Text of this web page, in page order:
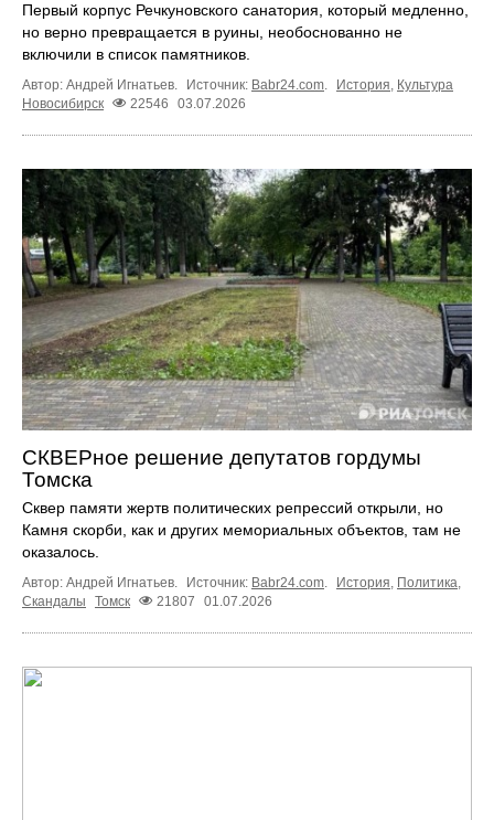
Первый корпус Речкуновского санатория, который медленно,
но верно превращается в руины, необоснованно не
включили в список памятников.
Автор: Андрей Игнатьев. Источник: Babr24.com. История, Культура
Новосибирск
22546 03.07.2026
СКВЕРное решение депутатов гордумы
Томска
Сквер памяти жертв политических репрессий открыли, но
Камня скорби, как и других мемориальных объектов, там не
оказалось.
Автор: Андрей Игнатьев. Источник: Babr24.com. История, Политика,
Скандалы
Томск 21807 01.07.2026